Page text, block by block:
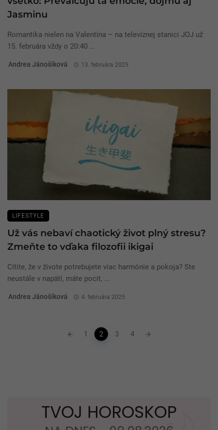
Jasminu
Romantika nielen na Valentína – na televíznej stanici JOJ už
15. februára vždy o 20:40 ...
Andrea Jánošíková 13. februára 2025
LIFESTYLE
Už vás nebaví chaotický život plný stresu?
Zmeňte to vďaka filozofii ikigai
Cítite, že v živote potrebujete viac harmónie a pokoja? Ste
neustále v napätí, máte pocit, ...
Andrea Jánošíková 4. februára 2025
1 2 3 4
TVOJ HOROSKOP